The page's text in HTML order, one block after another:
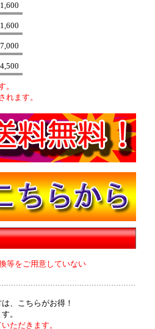
。
ます。
等をご用意していない
、こちらがお得！
。
ただきます。